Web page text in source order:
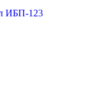
ИБП-123